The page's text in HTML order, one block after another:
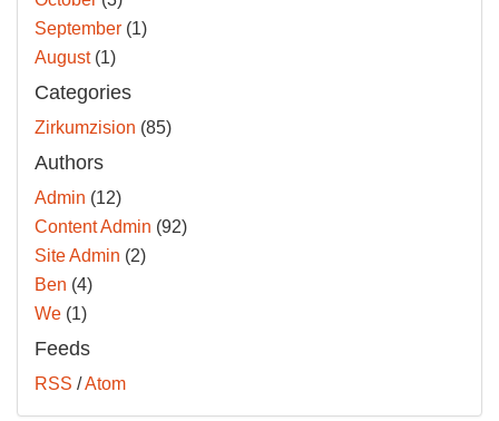
September (1)
August(1)
Categories
Zirkumzision (85)
Authors
Admin (12)
Content Admin (92)
Site Admin (2)
Ben (4)
We (1)
Feeds
RSS /Atom